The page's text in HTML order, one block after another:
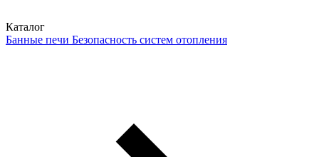
Каталог
Банные печи Безопасность систем отопления